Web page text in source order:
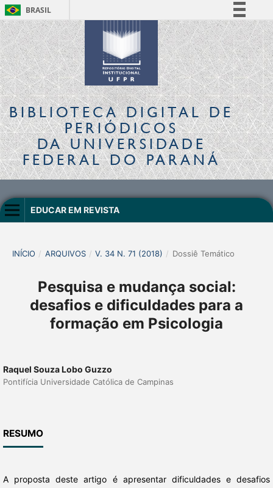
BRASIL
Simplifique!
Comunica BR
Participe
Acesso à informação
Legislação
Canais
BIBLIOTECA DIGITALDE
PERIÓDICOS
DA UNIVERSIDADE
FEDERAL DO PARANÁ
EDUCAR EM REVISTA
INÍCIO / ARQUIVOS / V. 34 N. 71 (2018) / Dossiê Temático
Pesquisa e mudança social:
desafios e dificuldades para a
formação em Psicologia
Raquel Souza Lobo Guzzo
Pontifícia Universidade Católica de Campinas
RESUMO
A proposta deste artigo é apresentar dificuldades e desafios